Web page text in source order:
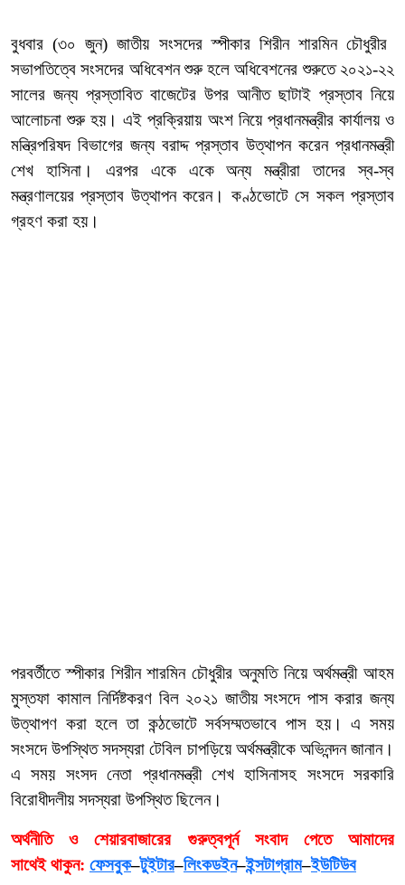
বুধবার (৩০ জুন) জাতীয় সংসদের স্পীকার শিরীন শারমিন চৌধুরীর
সভাপতিত্বে সংসদের অধিবেশন শুরু হলে অধিবেশনের শুরুতে ২০২১-২২
সালের জন্য প্রস্তাবিত বাজেটের উপর আনীত ছাটাই প্রস্তাব নিয়ে
আলোচনা শুরু হয়। এই প্রক্রিয়ায় অংশ নিয়ে প্রধানমন্ত্রীর কার্যালয় ও
মন্ত্রিপরিষদ বিভাগের জন্য বরাদ্দ প্রস্তাব উত্থাপন করেন প্রধানমন্ত্রী
শেখ হাসিনা। এরপর একে একে অন্য মন্ত্রীরা তাদের স্ব-স্ব
মন্ত্রণালয়ের প্রস্তাব উত্থাপন করেন। কণ্ঠভোটে সে সকল প্রস্তাব
গ্রহণ করা হয়।
পরবর্তীতে স্পীকার শিরীন শারমিন চৌধুরীর অনুমতি নিয়ে অর্থমন্ত্রী আহম
মুস্তফা কামাল নির্দিষ্টকরণ বিল ২০২১ জাতীয় সংসদে পাস করার জন্য
উত্থাপণ করা হলে তা কন্ঠভোটে সর্বসম্মতভাবে পাস হয়। এ সময়
সংসদে উপস্থিত সদস্যরা টেবিল চাপড়িয়ে অর্থমন্ত্রীকে অভিনন্দন জানান।
এ সময় সংসদ নেতা প্রধানমন্ত্রী শেখ হাসিনাসহ সংসদে সরকারি
বিরোধীদলীয় সদস্যরা উপস্থিত ছিলেন।
অর্থনীতি ও শেয়ারবাজারের গুরুত্বপূর্ন সংবাদ পেতে আমাদের
সাথেই থাকুন: ফেসবুক–টুইটার–লিংকডইন–ইন্সটাগ্রাম–ইউটিউব